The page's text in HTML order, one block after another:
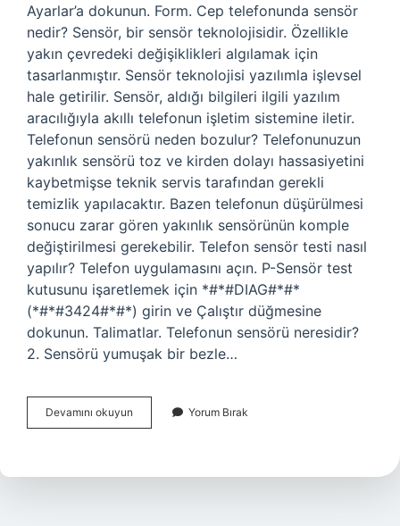
Ayarlar’a dokunun. Form. Cep telefonunda sensör
nedir? Sensör, bir sensör teknolojisidir. Özellikle
yakın çevredeki değişiklikleri algılamak için
tasarlanmıştır. Sensör teknolojisi yazılımla işlevsel
hale getirilir. Sensör, aldığı bilgileri ilgili yazılım
aracılığıyla akıllı telefonun işletim sistemine iletir.
Telefonun sensörü neden bozulur? Telefonunuzun
yakınlık sensörü toz ve kirden dolayı hassasiyetini
kaybetmişse teknik servis tarafından gerekli
temizlik yapılacaktır. Bazen telefonun düşürülmesi
sonucu zarar gören yakınlık sensörünün komple
değiştirilmesi gerekebilir. Telefon sensör testi nasıl
yapılır? Telefon uygulamasını açın. P-Sensör test
kutusunu işaretlemek için *#*#DIAG#*#*
(*#*#3424#*#*) girin ve Çalıştır düğmesine
dokunun. Talimatlar. Telefonun sensörü neresidir?
2. Sensörü yumuşak bir bezle…
Devamını okuyun Telefonun
Sensörü
Yorum Bırak